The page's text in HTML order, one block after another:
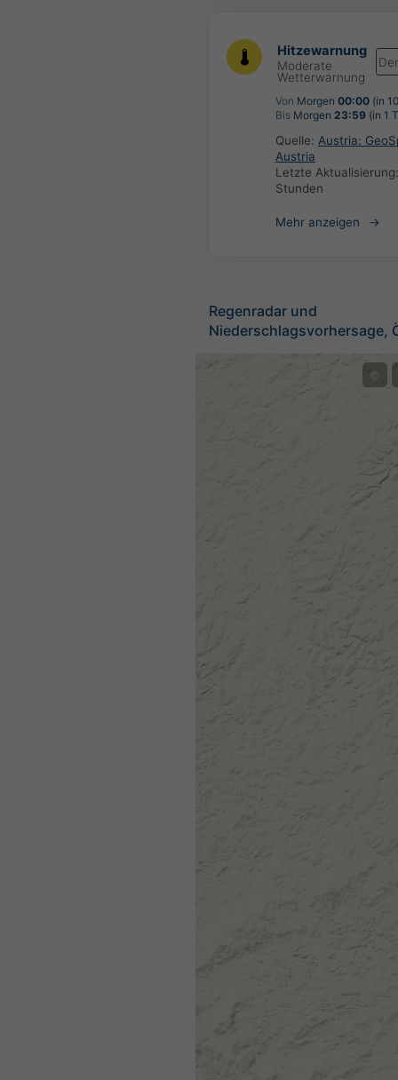
Hitzewarnung
Moderate
Wetterwarnung
Von Morgen 00:00 (in
Bis Morgen 23:59 (in 1
Quelle: Austria:
Austria
Letzte
Stunden
Mehr anzeigen
Regenradar und
Niederschlagsvorhersage,
©